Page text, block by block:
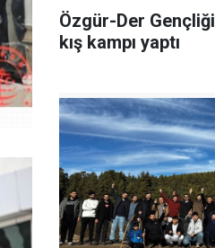
Özgür-Der
kış kampı yaptı